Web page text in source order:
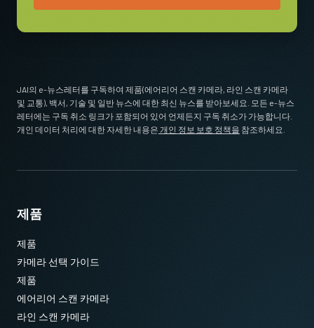
JAI의 e-뉴스레터를 구독하여 제품(에어리어 스캔 카메라, 라인 스캔 카메라
및 교통), 백서, 기술 및 일반 뉴스에 대한 최신 뉴스를 받아보세요. 모든 e-뉴스
레터에는 구독 취소 링크가 포함되어 있어 언제든지 구독 취소가 가능합니다.
개인 데이터 처리에 대한 자세한 내용은 개인 정보 보호 정책을 참조하세요.
제품
제품
카메라 선택 가이드
제품
에어리어 스캔 카메라
라인 스캔 카메라